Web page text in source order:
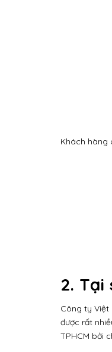
Khách hàng
2.
Công ty Việt
được rất
TPHCM bởi